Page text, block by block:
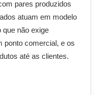
pares produzidos
atuam em modelo
que não exige
ponto comercial, e os
até as clientes.